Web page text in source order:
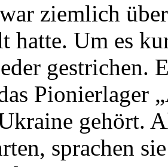
ziemlich
hatte. Um es
gestrichen.
Pionierlager
gehört.
sprachen